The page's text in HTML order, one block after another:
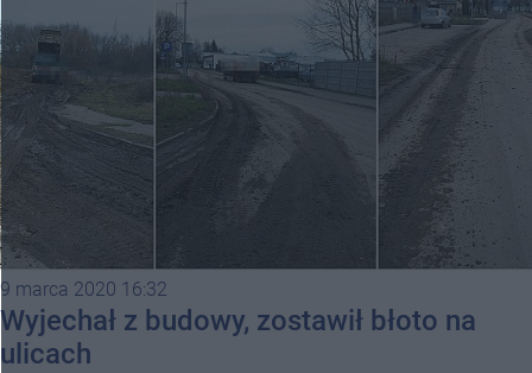
9 marca 2020 16:32
Wyjechał z budowy, zostawił błoto na
ulicach